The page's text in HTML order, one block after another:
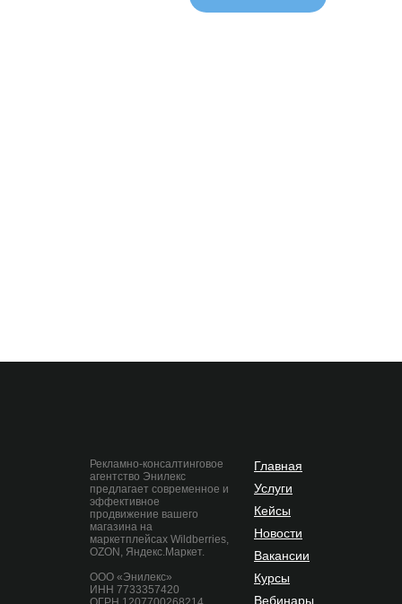
Главная
Услуги
Кейсы
Новости
Вакансии
Курсы
Вебинары
Рекламно-консалтинговое
агентство Энилекс
предлагает современное и
эффективное
продвижение вашего
магазина на
маркетплейсах Wildberries,
OZON, Яндекс.Маркет.
ООО «Энилекс»
ИНН 7733357420